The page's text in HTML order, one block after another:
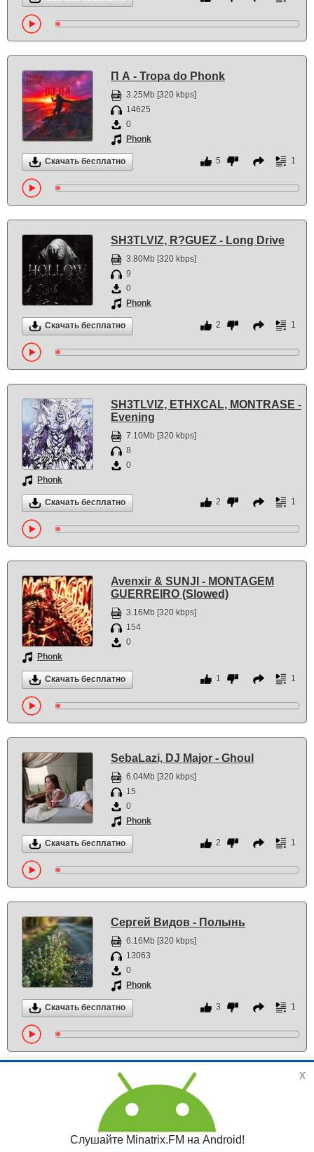
П А - Tropa do Phonk
3.25Mb [320 kbps]
14625
0
Phonk
Скачать бесплатно 5 1
SH3TLVIZ, R?GUEZ - Long Drive
3.80Mb [320 kbps]
9
0
Phonk
Скачать бесплатно 2 1
SH3TLVIZ, ETHXCAL, MONTRASE -
Evening
7.10Mb [320 kbps]
8
0
Phonk
Скачать бесплатно 2 1
Avenxir & SUNJI - MONTAGEM
GUERREIRO (Slowed)
3.16Mb [320 kbps]
154
0
Phonk
Скачать бесплатно 1 1
SebaLazi, DJ Major - Ghoul
6.04Mb [320 kbps]
15
0
Phonk
Скачать бесплатно 2 1
Сергей Видов - Полынь
6.16Mb [320 kbps]
13063
0
Phonk
Скачать бесплатно 3 1
Razorkick - Katana Kick
3.00Mb [212 kbps]
0
Слушайте Minatrix.FM на Android!
x